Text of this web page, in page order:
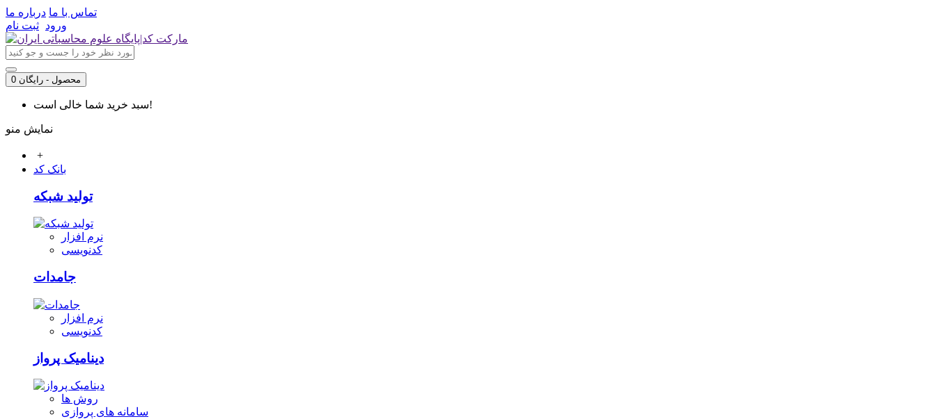
تماس با ما درباره ما
ورود ثبت نام
0 محصول - رایگان
سبد خرید شما خالی است!
نمایش منو
+
بانک کد
تولید شبکه
نرم افزار
کدنویسی
جامدات
نرم افزار
کدنویسی
دینامیک پرواز
روش ها
سامانه های پروازی